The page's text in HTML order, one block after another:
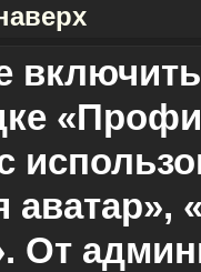
аватар»,
От